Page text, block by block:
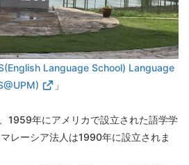
Language School) Language
」
1959年にアメリカで設立された語学学
レーシア法人は1990年に設立されま